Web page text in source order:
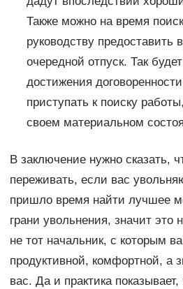
Также можно на время
руководству предоставить
очередной отпуск. Так
достижения
приступать к поиску
своем материальном
В заключение нужно сказать,
переживать, если вас
пришло время найти лучшее
грани увольнения, значит это
не тот начальник, с которым
продуктивной, комфортной, а
вас. Да и практика показывает,